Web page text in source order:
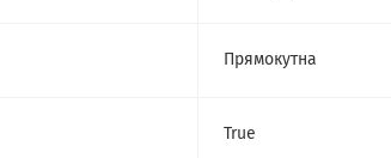
Прямокутна
True